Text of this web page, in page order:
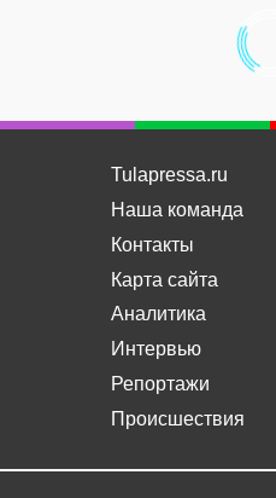
Tulapressa.ru
Наша команда
Контакты
Карта сайта
Аналитика
Интервью
Репортажи
Происшествия